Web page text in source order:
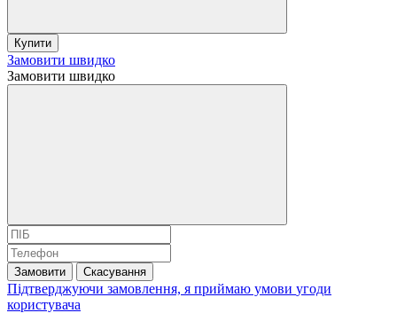
Купити
Замовити швидко
Замовити швидко
Замовити Скасування
Підтверджуючи замовлення, я приймаю умови угоди
користувача